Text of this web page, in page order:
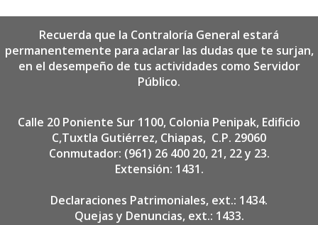
Recuerda que la Contraloría General estará
permanentemente para aclarar las dudas que te surjan,
en el desempeño de tus actividades como Servidor
Público.
Calle 20 Poniente Sur 1100, Colonia Penipak, Edificio
C,Tuxtla Gutiérrez, Chiapas, C.P. 29060
Conmutador: (961) 26 400 20, 21, 22 y 23.
Extensión: 1431.
Declaraciones Patrimoniales, ext.: 1434.
Quejas y Denuncias, ext.: 1433.